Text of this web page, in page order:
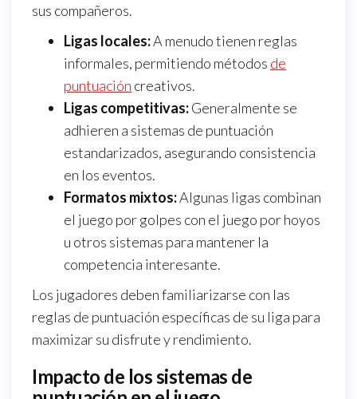
sus compañeros.
Ligas locales:A menudo tienen reglas
informales, permitiendo métodos de
puntuación creativos.
Ligas competitivas:Generalmente se
adhieren a sistemas de puntuación
estandarizados, asegurando consistencia
en los eventos.
Formatos mixtos:Algunas ligas combinan
el juego por golpes con el juego por hoyos
u otros sistemas para mantener la
competencia interesante.
Los jugadores deben familiarizarse con las
reglas de puntuación específicas de su liga para
maximizar su disfrute y rendimiento.
Impacto de los sistemas de